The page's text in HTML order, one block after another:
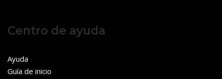
Centro de ayuda
Ayuda
Guía de inicio